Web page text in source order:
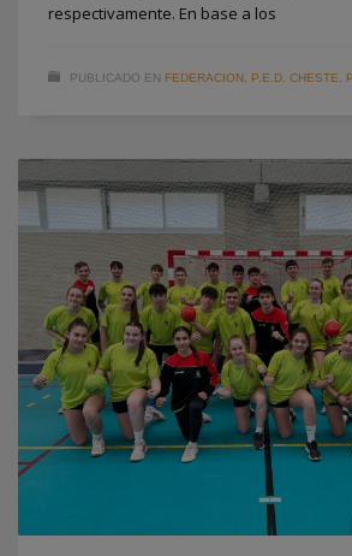
respectivamente. En base a los
PUBLICADO EN FEDERACION P.E.D. CHESTE